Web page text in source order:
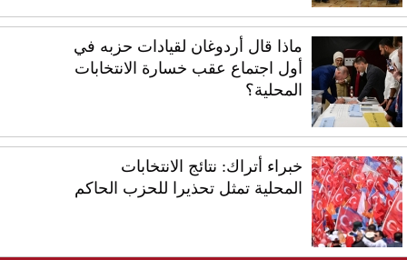
ماذا قال أردوغان لقيادات حزبه في
أول اجتماع عقب خسارة الانتخابات
المحلية؟
خبراء أتراك: نتائج الانتخابات
المحلية تمثل تحذيرا للحزب الحاكم